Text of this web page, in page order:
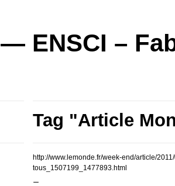
— ENSCI –
Tag "Article
http://www.lemonde.fr/week-end/article/
tous_1507199_1477893.html